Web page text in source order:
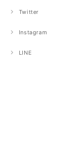
Twitter
Instagram
LINE